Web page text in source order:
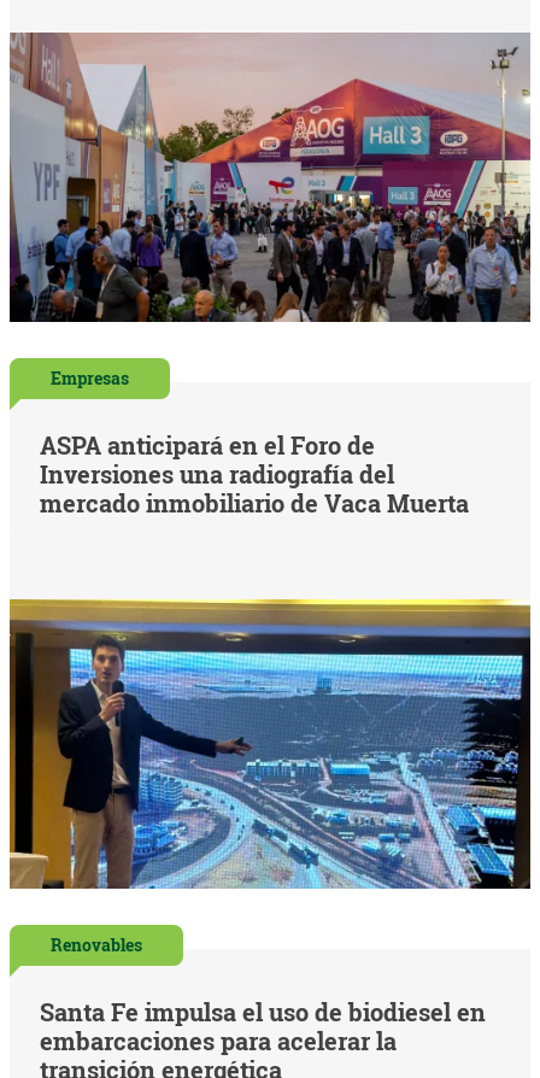
Empresas
ASPA anticipará en el Foro de
Inversiones una radiografía del
mercado inmobiliario de Vaca Muerta
Renovables
Santa Fe impulsa el uso de biodiesel en
embarcaciones para acelerar la
transición energética